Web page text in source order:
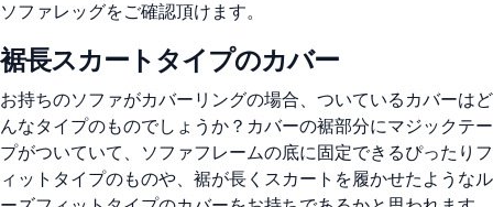
ソファレッグをご確認頂けます。
裾長スカートタイプのカバー
お持ちのソファがカバーリングの場合、ついているカバーはど
んなタイプのものでしょうか？カバーの裾部分にマジックテー
プがついていて、ソファフレームの底に固定できるぴったりフ
ィットタイプのものや、裾が長くスカートを履かせたようなル